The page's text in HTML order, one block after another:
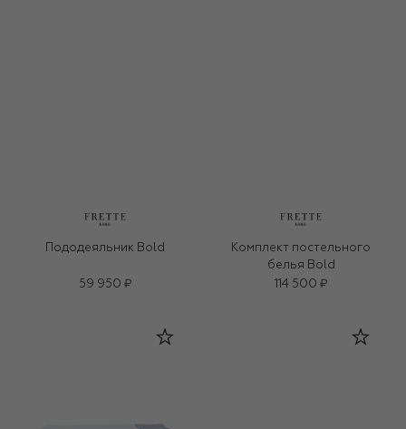
Пододеяльник Bold
59 950 ₽
Комплект постельного
белья Bold
114 500 ₽